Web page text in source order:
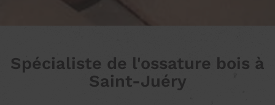
Spécialiste de l'ossature bois à
Saint-Juéry